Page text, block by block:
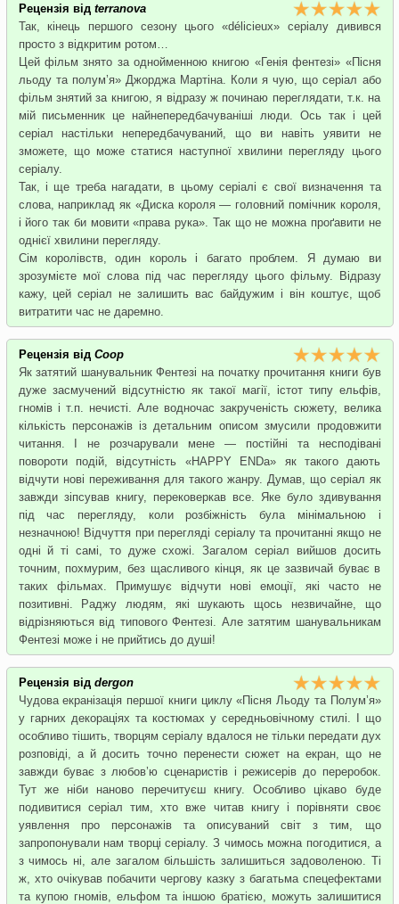
Рецензія від terranova
Так, кінець першого сезону цього «délicieux» серіалу дивився
просто з відкритим ротом…
Цей фільм знято за однойменною книгою «Генія фентезі» «Пісня
льоду та полум’я» Джорджа Мартіна. Коли я чую, що серіал або
фільм знятий за книгою, я відразу ж починаю переглядати, т.к. на
мій письменник це найнепередбачуваніші люди. Ось так і цей
серіал настільки непередбачуваний, що ви навіть уявити не
зможете, що може статися наступної хвилини перегляду цього
серіалу.
Так, і ще треба нагадати, в цьому серіалі є свої визначення та
слова, наприклад як «Диска короля — головний помічник короля,
і його так би мовити «права рука». Так що не можна проґавити не
однієї хвилини перегляду.
Сім королівств, один король і багато проблем. Я думаю ви
зрозумієте мої слова під час перегляду цього фільму. Відразу
кажу, цей серіал не залишить вас байдужим і він коштує, щоб
витратити час не даремно.
Рецензія від Coop
Як затятий шанувальник Фентезі на початку прочитання книги був
дуже засмучений відсутністю як такої магії, істот типу ельфів,
гномів і т.п. нечисті. Але водночас закрученість сюжету, велика
кількість персонажів із детальним описом змусили продовжити
читання. І не розчарували мене — постійні та несподівані
повороти подій, відсутність «HAPPY ENDа» як такого дають
відчути нові переживання для такого жанру. Думав, що серіал як
завжди зіпсував книгу, перековеркав все. Яке було здивування
під час перегляду, коли розбіжність була мінімальною і
незначною! Відчуття при перегляді серіалу та прочитанні якщо не
одні й ті самі, то дуже схожі. Загалом серіал вийшов досить
точним, похмурим, без щасливого кінця, як це зазвичай буває в
таких фільмах. Примушує відчути нові емоції, які часто не
позитивні. Раджу людям, які шукають щось незвичайне, що
відрізняються від типового Фентезі. Але затятим шанувальникам
Фентезі може і не прийтись до душі!
Рецензія від dergon
Чудова екранізація першої книги циклу «Пісня Льоду та Полум’я»
у гарних декораціях та костюмах у середньовічному стилі. І що
особливо тішить, творцям серіалу вдалося не тільки передати дух
розповіді, а й досить точно перенести сюжет на екран, що не
завжди буває з любов’ю сценаристів і режисерів до переробок.
Тут же ніби наново перечитуєш книгу. Особливо цікаво буде
подивитися серіал тим, хто вже читав книгу і порівняти своє
уявлення про персонажів та описуваний світ з тим, що
запропонували нам творці серіалу. З чимось можна погодитися, а
з чимось ні, але загалом більшість залишиться задоволеною. Ті
ж, хто очікував побачити чергову казку з багатьма спецефектами
та купою гномів, ельфом та іншою братією, можуть залишитися